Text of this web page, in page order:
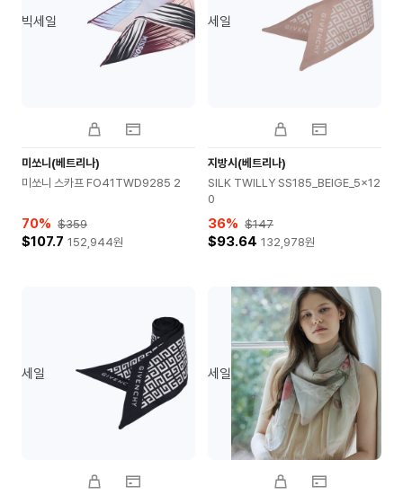
빅세일
미쏘니(베트리나)
미쏘니 스카프 FO41TWD9285 2
70% $359
$107.7 152,944원
세일
지방시(베트리나)
SILK TWILLY SS185_BEIGE_5x12
0
36% $147
$93.64 132,978원
세일 세일